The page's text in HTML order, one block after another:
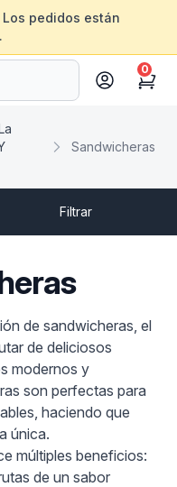
Los pedidos están
Cart
0
Sandwicheras
Filtrar
de sandwicheras, el
de deliciosos
modernos y
son perfectas para
haciendo que
única.
múltiples beneficios:
de un sabor